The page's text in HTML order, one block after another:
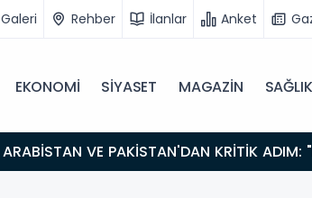
Galeri Rehber İlanlar Anket
EKONOMİ SİYASET MAGAZİN SAĞLIK